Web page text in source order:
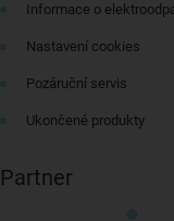
Informace o
Nastavení cookies
Pozáruční servis
Ukončené produkty
Partner